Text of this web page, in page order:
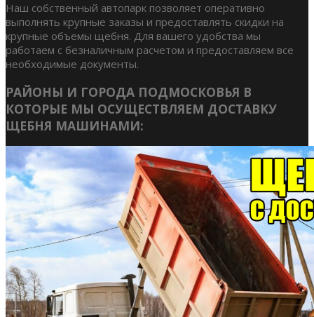
Наш собственный автопарк позволяет оперативно
выполнять крупные заказы и предоставлять скидки на
крупные объемы щебня. Для вашего удобства мы
работаем с безналичным расчетом и предоставляем все
необходимые документы.
РАЙОНЫ И ГОРОДА ПОДМОСКОВЬЯ В
КОТОРЫЕ МЫ ОСУЩЕСТВЛЯЕМ ДОСТАВКУ
ЩЕБНЯ МАШИНАМИ: